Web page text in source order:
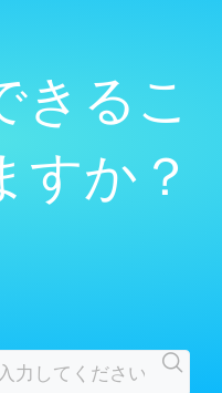
きるこ
すか？